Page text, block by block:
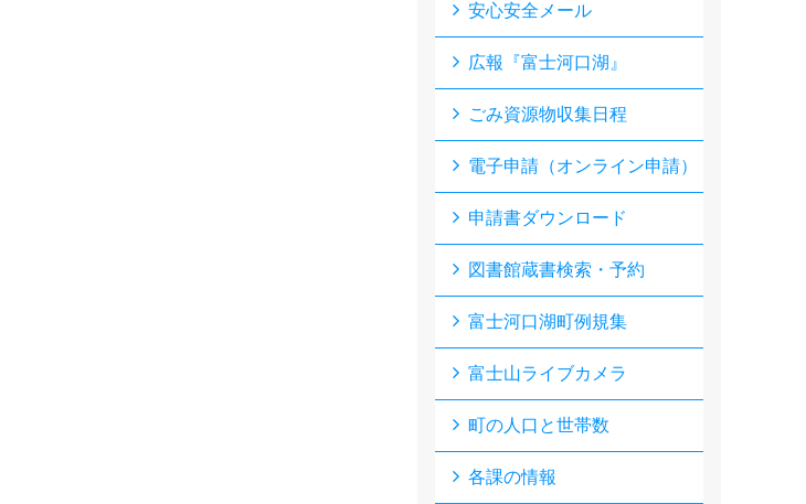
安心安全メール
広報『富士河口湖』
ごみ資源物収集日程
電子申請（オンライン申請）
申請書ダウンロード
図書館蔵書検索・予約
富士河口湖町例規集
富士山ライブカメラ
町の人口と世帯数
各課の情報